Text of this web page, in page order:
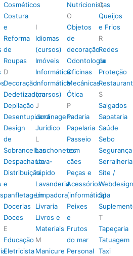
Cosméticos
Costura
e
Reforma
de
Roupas
D
Decoração
Dedetizadora
Depilação
Desentupidora
Design
de
Sobrancelhas
Despachante
Distribuição
e
panfletagem
Docerias
Doces
E
Educação
Eletricista
I
Idiomas
(cursos)
Imóveis
Informática
Informática
(cursos)
J
Jardinagem
Jurídico
L
Lanchonetes
Lava-
rápido
Lavanderia
Limpadora
Livraria
Livros e
Materiais
M
Manicure
Nutricionistas
O
Objetos
de
decoração
Odontologia
Oficinas
Mecânicas
Ótica
P
Padaria
Papelaria
Passeio
com
cães
Peças e
Acessórios
(informática)
Peixes
e
Frutos
do mar
Personal
Q
Queijos
e Frios
R
Redes
de
Proteção
S
Salgados
Sapataria
Saúde
Sebo
Segurança
Serralheria
Site /
Webdesign
Spa
T
Tapeçaria
Tatuagem
Taxi